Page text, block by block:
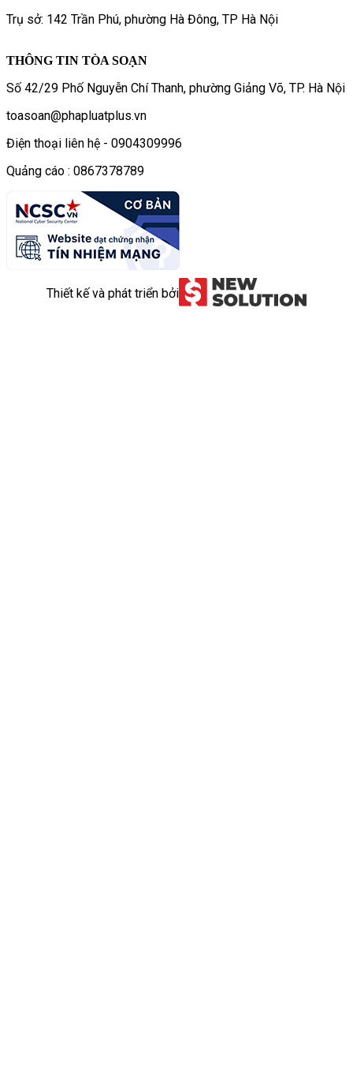
Trụ sở: 142 Trần Phú, phường Hà Đông, TP Hà Nội
THÔNG TIN TÒA SOẠN
Số 42/29 Phố Nguyễn Chí Thanh, phường Giảng Võ, TP. Hà Nội
toasoan@phapluatplus.vn
Điện thoại liên hệ - 0904309996
Quảng cáo : 0867378789
Thiết kế và phát triển bởi